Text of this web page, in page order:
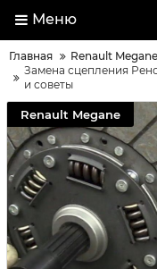
Меню
Главная
Renault Megane
Замена сцепления
и советы
Renault Megane